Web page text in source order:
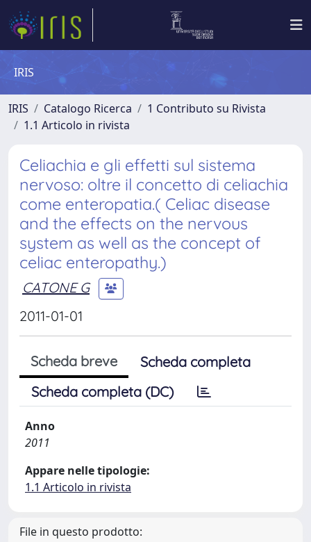
IRIS
IRIS Catalogo Ricerca
1 Contributo su Rivista
1.1 Articolo in rivista
Celiachia e gli effetti sul sistema
nervoso: oltre il concetto di celiachia
come enteropatia.( Celiac disease
and the effects on the nervous
system as well as the concept of
celiac enteropathy.)
CATONE G
2011-01-01
Scheda breve
Scheda completa
Scheda completa (DC)
Anno
2011
Appare nelle tipologie:
1.1 Articolo in rivista
File in questo prodotto: